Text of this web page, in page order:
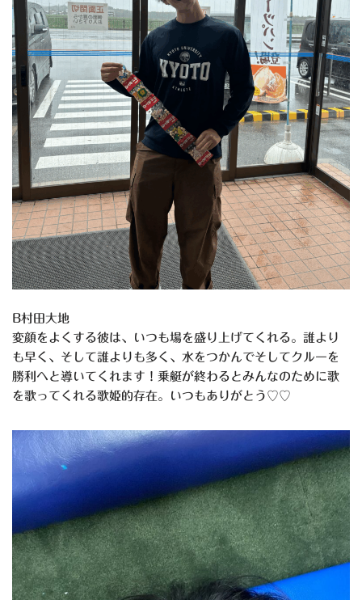
B村田大地
変顔をよくする彼は、いつも場を盛り上げてくれる。誰より
も早く、そして誰よりも多く、水をつかんでそしてクルーを
勝利へと導いてくれます！乗艇が終わるとみんなのために歌
を歌ってくれる歌姫的存在。いつもありがとう♡♡